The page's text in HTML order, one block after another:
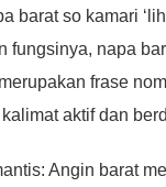
barat so kamari
fungsinya, napa
frase
aktif dan
Angin barat